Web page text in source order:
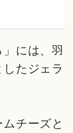
には、羽
たジェラ
チーズと